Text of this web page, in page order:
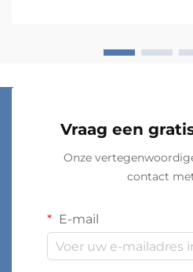
Vraag een
Onze
contact
E-mail